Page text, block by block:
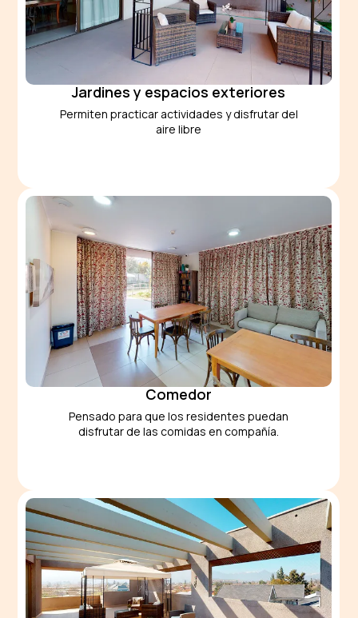
Jardines y espacios exteriores
Permiten practicar actividades y disfrutar del
aire libre
Comedor
Pensado para que los residentes puedan
disfrutar de las comidas en compañía.